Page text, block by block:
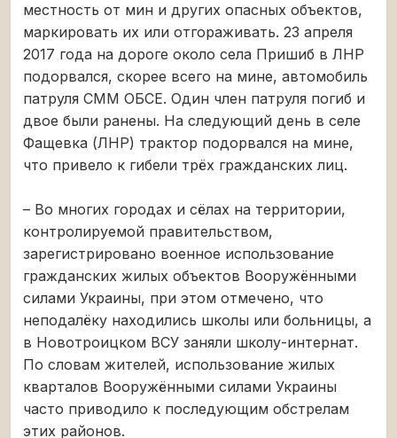
местность от мин и других опасных объектов,
маркировать их или отгораживать. 23 апреля
2017 года на дороге около села Пришиб в ЛНР
подорвался, скорее всего на мине, автомобиль
патруля СММ ОБСЕ. Один член патруля погиб и
двое были ранены. На следующий день в селе
Фащевка (ЛНР) трактор подорвался на мине,
что привело к гибели трёх гражданских лиц.
– Во многих городах и сёлах на территории,
контролируемой правительством,
зарегистрировано военное использование
гражданских жилых объектов Вооружёнными
силами Украины, при этом отмечено, что
неподалёку находились школы или больницы, а
в Новотроицком ВСУ заняли школу-интернат.
По словам жителей, использование жилых
кварталов Вооружёнными силами Украины
часто приводило к последующим обстрелам
этих районов.